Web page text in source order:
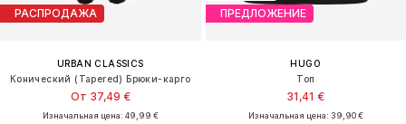
РАСПРОДАЖА
URBAN CLASSICS
Конический (Tapered) Брюки-карго
От 37,49 €
Изначальная цена: 49,99 €
ПРЕДЛОЖЕНИЕ
HUGO
Топ
31,41 €
Изначальная цена: 39,90 €